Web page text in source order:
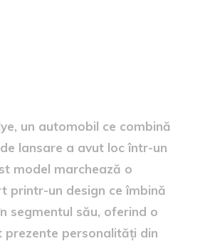
un automobil ce combină
lansare a avut loc într-un
model marchează o
printr-un design ce îmbină
segmentul său, oferind o
prezente personalități din